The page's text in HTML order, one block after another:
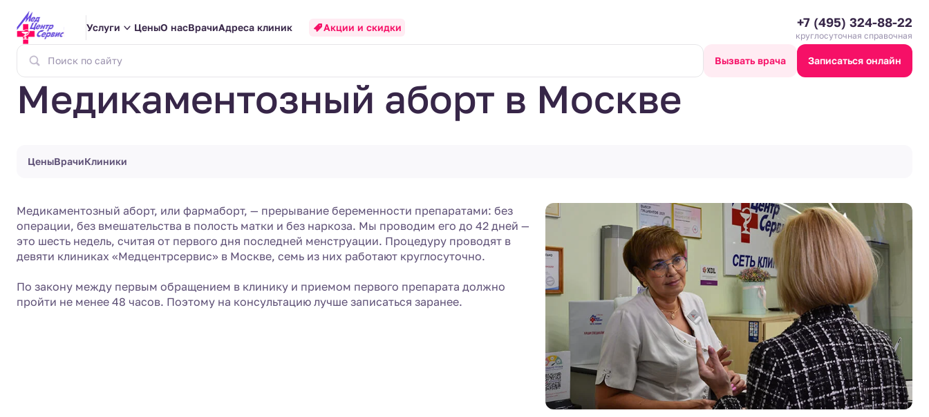
Услуги ЦеныО насВрачиАдреса клиник Акции и скидки +7 (495) 324-88-22
круглосуточная справочная
Вызвать врача Записаться онлайн
Медикаментозный аборт в Москве
ЦеныВрачиКлиники
Медикаментозный аборт, или фармаборт, — прерывание беременности препаратами: без
операции, без вмешательства в полость матки и без наркоза. Мы проводим его до 42 дней —
это шесть недель, считая от первого дня последней менструации. Процедуру проводят в
девяти клиниках «Медцентрсервис» в Москве, семь из них работают круглосуточно.
По закону между первым обращением в клинику и приемом первого препарата должно
пройти не менее 48 часов. Поэтому на консультацию лучше записаться заранее.